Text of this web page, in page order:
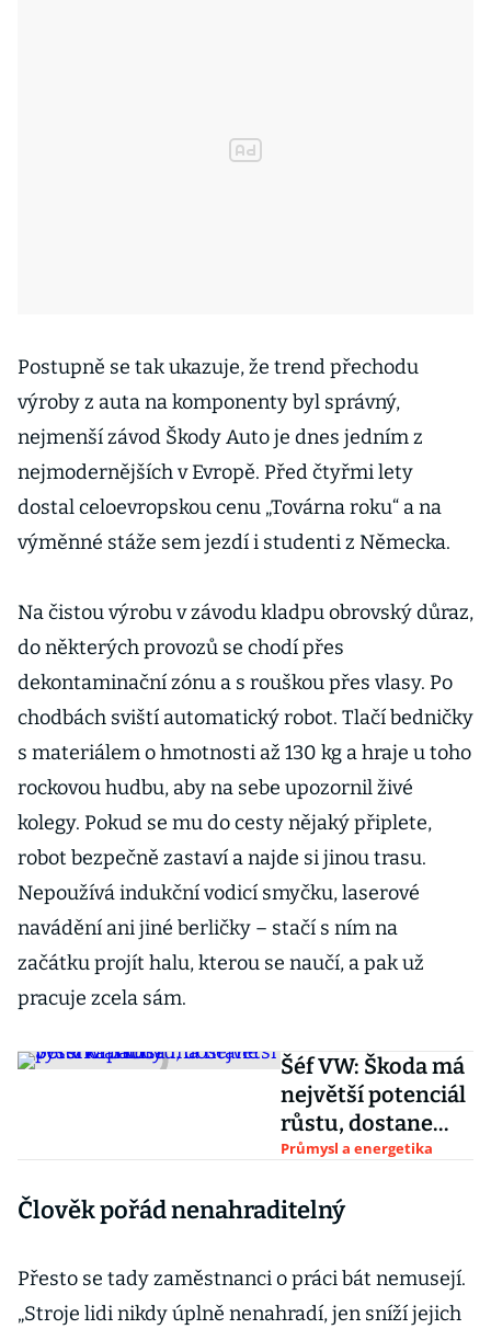
Postupně se tak ukazuje, že trend přechodu
výroby z auta na komponenty byl správný,
nejmenší závod Škody Auto je dnes jedním z
nejmodernějších v Evropě. Před čtyřmi lety
dostal celoevropskou cenu „Továrna roku“ a na
výměnné stáže sem jezdí i studenti z Německa.
Na čistou výrobu v závodu kladpu obrovský důraz,
do některých provozů se chodí přes
dekontaminační zónu a s rouškou přes vlasy. Po
chodbách sviští automatický robot. Tlačí bedničky
s materiálem o hmotnosti až 130 kg a hraje u toho
rockovou hudbu, aby na sebe upozornil živé
kolegy. Pokud se mu do cesty nějaký připlete,
robot bezpečně zastaví a najde si jinou trasu.
Nepoužívá indukční vodicí smyčku, laserové
navádění ani jiné berličky – stačí s ním na
začátku projít halu, kterou se naučí, a pak už
pracuje zcela sám.
Šéf VW: Škoda má
největší potenciál
růstu, dostane
vyšší kapacity
Průmysl a energetika
Člověk pořád nenahraditelný
Přesto se tady zaměstnanci o práci bát nemusejí.
„Stroje lidi nikdy úplně nenahradí, jen sníží jejich